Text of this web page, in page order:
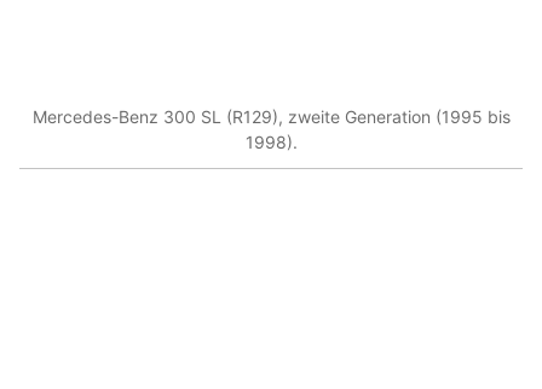
Mercedes-Benz 300 SL (R129), zweite Generation (1995 bis
1998).